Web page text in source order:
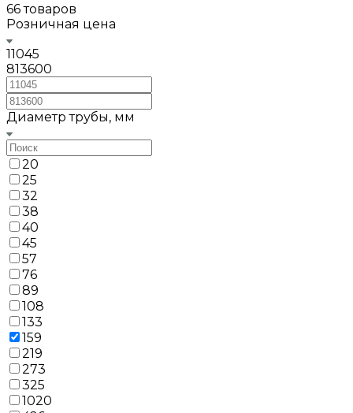
66 товаров
Розничная цена
11045
813600
Диаметр трубы, мм
20
25
32
38
40
45
57
76
89
108
133
159
219
273
325
1020